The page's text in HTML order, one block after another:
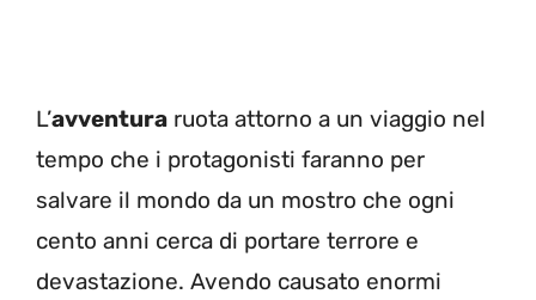
L’avventura ruota attorno a un viaggio nel
tempo che i protagonisti faranno per
salvare il mondo da un mostro che ogni
cento anni cerca di portare terrore e
devastazione. Avendo causato enormi